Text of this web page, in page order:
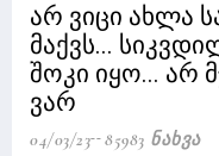
არ ვიცი ახლა
მაქვს...
შოკი იყო... არ
ვარ
04/03/23 85983 Ნახვა